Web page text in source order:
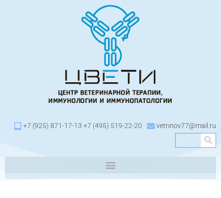
+7 (925) 871-17-13 +7 (495) 519-22-20 vetnnov77@mail.ru